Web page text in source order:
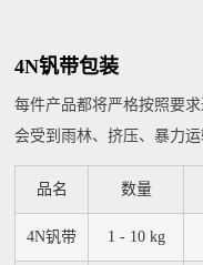
4N钒带包装
每件产品都将严格按照要
会受到雨林、挤压、暴力
品名 数量
4N钒带 1 - 10 kg